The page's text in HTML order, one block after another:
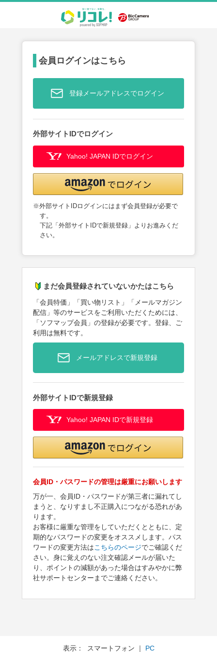
会員ログインはこちら
登録メールアドレスでログイン
外部サイトIDでログイン
Yahoo! JAPAN IDでログイン
※外部サイトIDログインにはまず会員登録が必要で
す。
下記「外部サイトIDで新規登録」よりお進みくだ
さい。
まだ会員登録されていないかたはこちら
「会員特価」「買い物リスト」「メールマガジン
配信」等のサービスをご利用いただくためには、
「ソフマップ会員」の登録が必要です。登録、ご
利用は無料です。
メールアドレスで新規登録
外部サイトIDで新規登録
Yahoo! JAPAN IDで新規登録
会員ID・パスワードの管理は厳重にお願いします
万が一、会員ID・パスワードが第三者に漏れてし
まうと、なりすまし不正購入につながる恐れがあ
ります。
お客様に厳重な管理をしていただくとともに、定
期的なパスワードの変更をオススメします。パス
ワードの変更方法はこちらのページでご確認くだ
さい。身に覚えのない注文確認メールが届いた
り、ポイントの減額があった場合はすみやかに弊
社サポートセンターまでご連絡ください。
表示： スマートフォン ｜ PC